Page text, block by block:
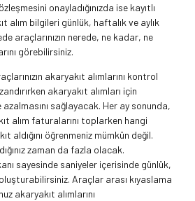
onayladığınızda ise kayıtlı
alım bilgileri günlük, haftalık ve aylık
araçlarınızın nerede, ne kadar, ne
görebilirsiniz.
akaryakıt alımlarını kontrol
akaryakıt alımları için
azalmasını sağlayacak. Her ay sonunda,
alım faturalarını toplarken hangi
aldığını öğrenmeniz mümkün değil.
zaman da fazla olacak.
sayesinde saniyeler içerisinde günlük,
Araçlar arası kıyaslama
akaryakıt alımlarını